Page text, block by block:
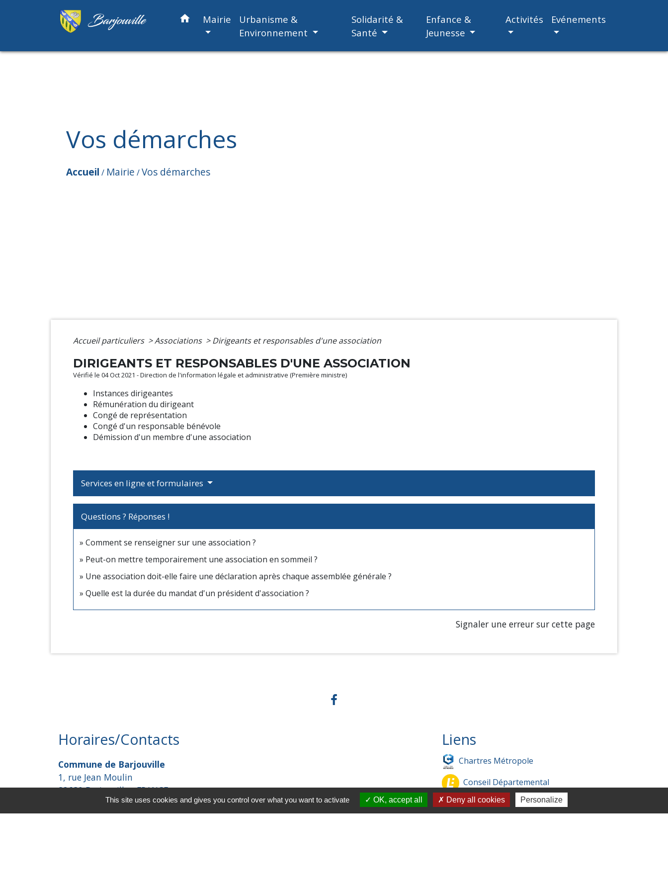
home Mairie
Urbanisme &
Environnement
Solidarité &
Santé
Enfance &
Jeunesse
Activités Evénements
Vos démarches
Accueil / Mairie /Vos démarches
Accueil particuliers >Associations > Dirigeants et responsables d'une association
DIRIGEANTS ET RESPONSABLES D'UNE ASSOCIATION
Vérifié le 04 Oct 2021 - Direction de l'information légale et administrative (Première ministre)
Instances dirigeantes
Rémunération du dirigeant
Congé de représentation
Congé d'un responsable bénévole
Démission d'un membre d'une association
Services en ligne et formulaires
Questions ? Réponses !
Comment se renseigner sur une association ?
Peut-on mettre temporairement une association en sommeil ?
Une association doit-elle faire une déclaration après chaque assemblée générale ?
Quelle est la durée du mandat d'un président d'association ?
Signaler une erreur sur cette page
Horaires/Contacts
Commune de Barjouville
1, rue Jean Moulin
28630 Barjouville - FRANCE
+33 2 37 34 30 04
Liens
Chartres Métropole
Conseil Départemental
Préfecture d'Eure-et-Loir
This site uses cookies and gives you control over what you want to activate OK, accept all Deny all cookies Personalize